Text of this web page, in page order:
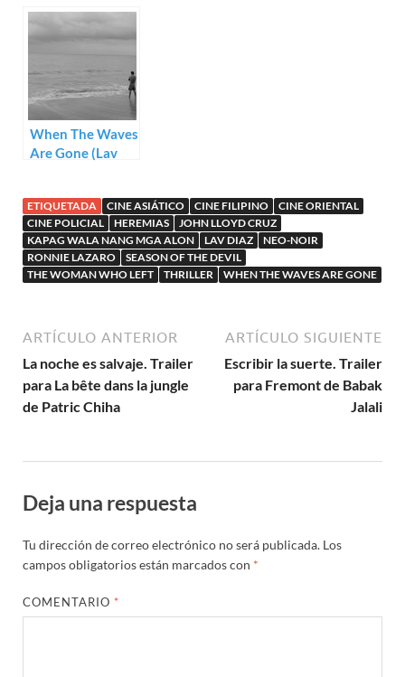
Lav Diaz
When The Waves
Are Gone (Lav
ETIQUETADA CINE ASIÁTICO CINE FILIPINO
CINE ORIENTAL
CINE POLICIAL
HEREMIAS
JOHN LLOYD CRUZ
KAPAG WALA NANG MGA ALON
LAV DIAZ
NEO-NOIR
RONNIE LAZARO
SEASON OF THE DEVIL
THE WOMAN WHO LEFT
THRILLER WHEN THE WAVES ARE GONE
ARTÍCULO ANTERIOR
La noche es salvaje. Trailer
para La bête dans la jungle
de Patric Chiha
ARTÍCULO SIGUIENTE
Escribir la suerte. Trailer
para Fremont de Babak
Jalali
Deja una respuesta
Tu dirección de correo electrónico no será publicada. Los
campos obligatorios están marcados con *
COMENTARIO *